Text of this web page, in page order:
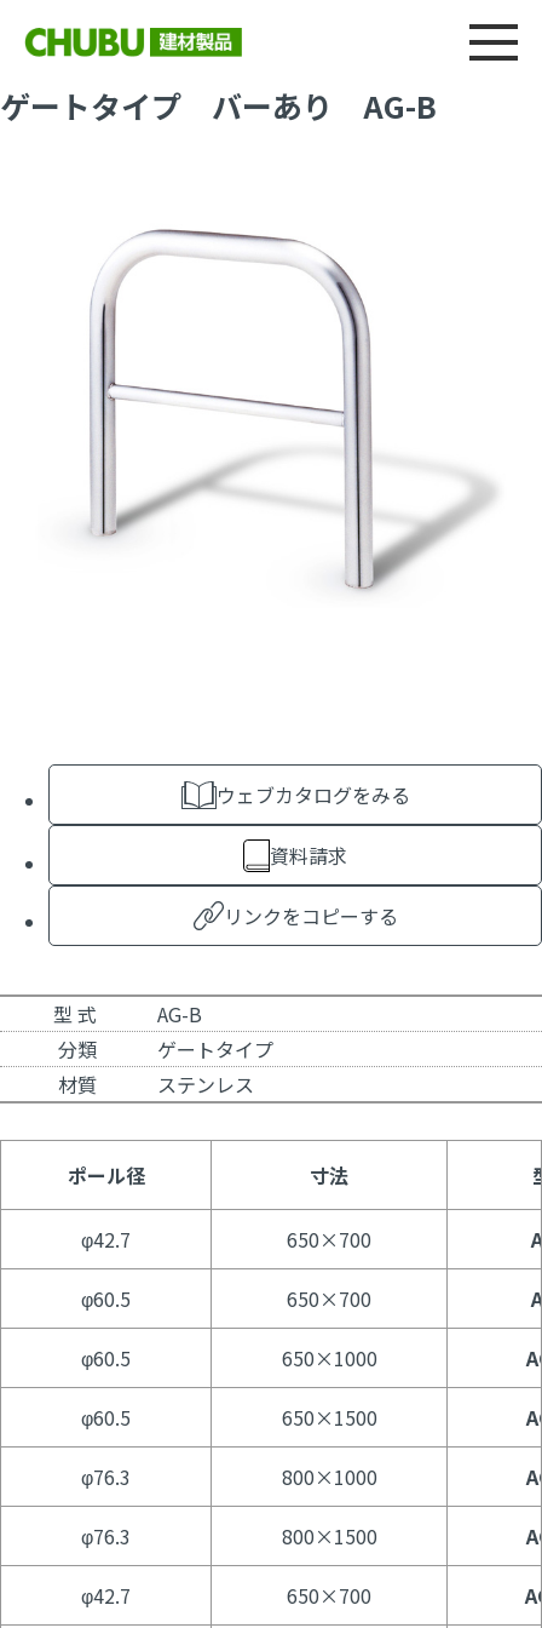
総合
ゲートタイプ バーあり AG-B
ウェブカタログをみる
資料請求
リンクをコピーする
型 式
AG-B
分類
ゲートタイプ
材質
ステンレス
ポール径 寸法
φ42.7 650×700
φ60.5 650×700
φ60.5 650×1000
φ60.5 650×1500
φ76.3 800×1000
φ76.3 800×1500
φ42.7 650×700